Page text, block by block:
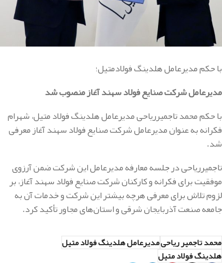
با حکم مدیرعامل هلدینگ فولادمتیل؛
مدیرعامل شرکت صنایع فولاد سهند آغاز منصوب شد
با حکم محمد تاجمیرریاحی مدیرعامل هلدینگ فولاد متیل، شهرام
فکرانه به عنوان مدیرعامل شرکت صنایع فولاد سهند آغاز معرفی
شد.
تاجمیرریاحی در جلسه معارفه مدیرعامل این شرکت ضمن آرزوی
موفقیت برای فکرانه و کارکنان شرکت صنایع فولاد سهند آغاز، بر
لزوم تلاش برای معرفی هرچه بیشتر این شرکت و خدمات آن به
جامعه صنعت آذربایجان شرقی و استان‌های مجاور تأکید کرد.
محمد تاجمیر ریاحیمدیرعامل هلدینگ فولاد متیل
هلدینگ فولاد متیل